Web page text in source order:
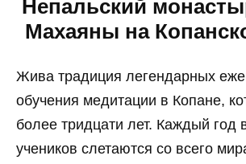
Непальский
Махаяны на
Жива традиция легендарных
обучения медитации в Копане,
более тридцати лет. Каждый год
учеников слетаются со всего